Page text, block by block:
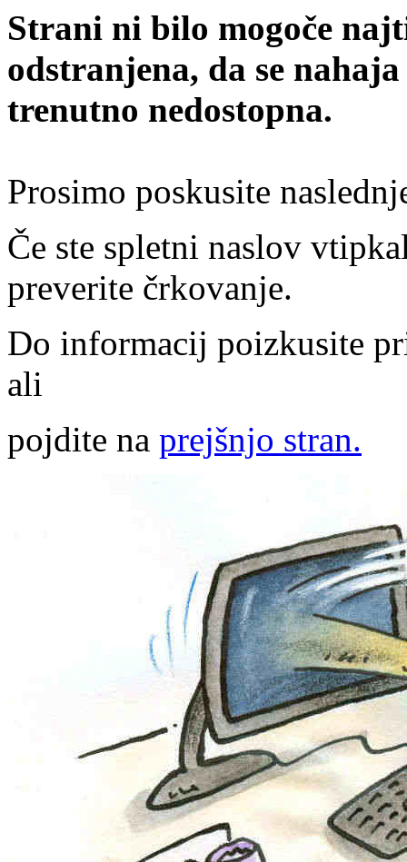
Strani ni bilo mogoče
odstranjena, da se
trenutno nedostopna.
Prosimo poskusite
Če ste spletni naslov
preverite črkovanje.
Do informacij poizkusite
ali
pojdite na prejšnjo stran.